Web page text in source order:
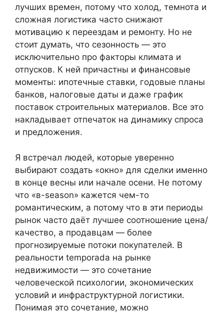
лучших времен, потому что холод, темнота и
сложная логистика часто снижают
мотивацию к переездам и ремонту. Но не
стоит думать, что сезонность — это
исключительно про факторы климата и
отпусков. К ней причастны и финансовые
моменты: ипотечные ставки, годовые планы
банков, налоговые даты и даже график
поставок строительных материалов. Все это
накладывает отпечаток на динамику спроса
и предложения.
Я встречал людей, которые уверенно
выбирают создать «окно» для сделки именно
в конце весны или начале осени. Не потому
что «в-season» кажется чем-то
романтическим, а потому что в эти периоды
рынок часто даёт лучшее соотношение цена/
качество, а продавцам — более
прогнозируемые потоки покупателей. В
реальности temporada на рынке
недвижимости — это сочетание
человеческой психологии, экономических
условий и инфраструктурной логистики.
Понимая это сочетание, можно